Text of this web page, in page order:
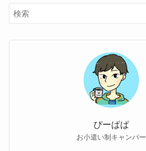
ぴーぱぱ
お小遣い制キャンパー